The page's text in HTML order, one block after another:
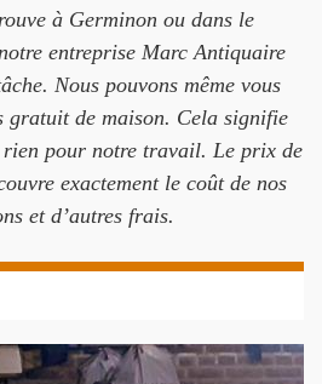
à Germinon ou dans le
entreprise Marc Antiquaire
Nous pouvons même vous
gratuit de maison. Cela signifie
rien pour notre travail. Le prix de
exactement le coût de nos
et d’autres frais.